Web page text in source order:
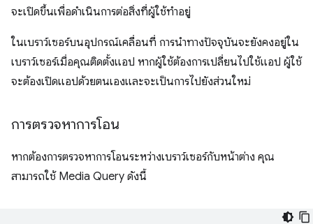
จะเปิดขึ้นเพื่อดำเนินการต่อสิ่งที่ผู้ใช้ทำอยู่
ในเบราว์เซอร์บนอุปกรณ์เคลื่อนที่ การนำทางปัจจุบันจะยังคงอยู่ใน
เบราว์เซอร์เมื่อคุณติดตั้งแอป หากผู้ใช้ต้องการเปลี่ยนไปใช้แอป ผู้ใช้
จะต้องเปิดแอปด้วยตนเองและจะเป็นการไปยังส่วนใหม่
การตรวจหาการโอน
หากต้องการตรวจหาการโอนระหว่างเบราว์เซอร์กับหน้าต่าง คุณ
สามารถใช้ Media Query ดังนี้